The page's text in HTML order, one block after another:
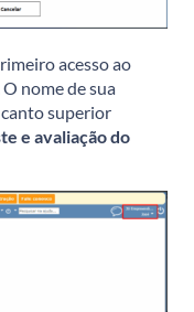
acesso ao
nome de sua
superior
e avaliação do